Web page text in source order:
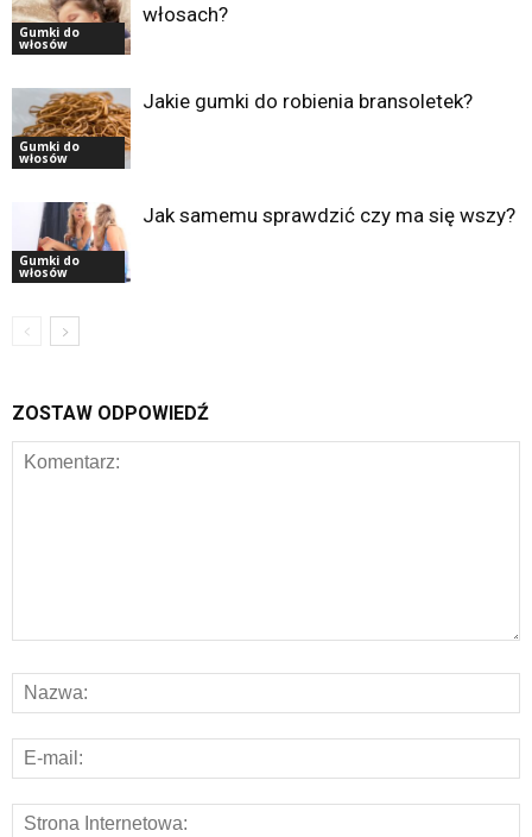
Gumki do
włosów
włosach?
Gumki do
włosów
Jakie gumki do robienia bransoletek?
Gumki do
włosów
Jak samemu sprawdzić czy ma się wszy?
ZOSTAW ODPOWIEDŹ